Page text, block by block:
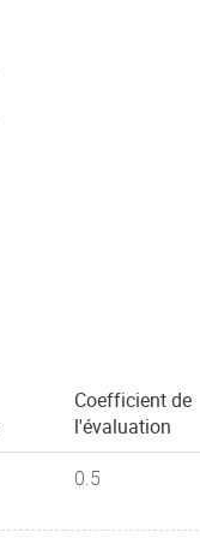
Coefficient de
l'évaluation
0.5